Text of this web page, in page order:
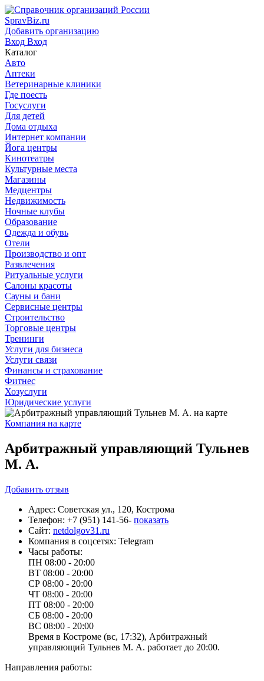
SpravBiz.ru
Добавить организацию
Вход Вход
Каталог
Авто
Аптеки
Ветеринарные клиники
Где поесть
Госуслуги
Для детей
Дома отдыха
Интернет компании
Йога центры
Кинотеатры
Культурные места
Магазины
Медцентры
Недвижимость
Ночные клубы
Образование
Одежда и обувь
Отели
Производство и опт
Развлечения
Ритуальные услуги
Салоны красоты
Сауны и бани
Сервисные центры
Строительство
Торговые центры
Тренинги
Услуги для бизнеса
Услуги связи
Финансы и страхование
Фитнес
Хозуслуги
Юридические услуги
Компания на карте
Арбитражный управляющий Тульнев
М. А.
Добавить отзыв
Адрес: Советская ул., 120, Кострома
Телефон: +7 (951) 141-56- показать
Сайт: netdolgov31.ru
Компания в соцсетях: Telegram
Часы работы:
ПН 08:00 - 20:00
ВТ 08:00 - 20:00
СР 08:00 - 20:00
ЧТ 08:00 - 20:00
ПТ 08:00 - 20:00
СБ 08:00 - 20:00
ВС 08:00 - 20:00
Время в Костроме (вс, 17:32), Арбитражный
управляющий Тульнев М. А. работает до 20:00.
Направления работы: